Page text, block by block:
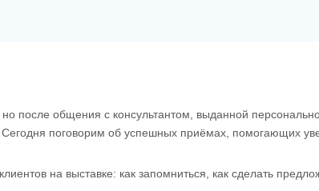
после общения с консультантом, выданной
поговорим об успешных приёмах, помогающих
на выставке: как запомниться, как сделать